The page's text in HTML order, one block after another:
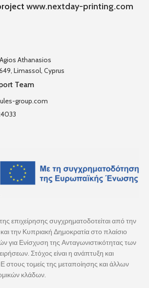
www.nextday-printing.com
Athanasios
Limassol, Cyprus
Team
group.com
επιχείρησης συγχρηματοδοτείται από την
την Κυπριακή Δημοκρατία στο πλαίσιο
για Ενίσχυση της Ανταγωνιστικότητας των
Στόχος είναι η ανάπτυξη και
τομείς της μεταποίησης και άλλων
κλάδων.